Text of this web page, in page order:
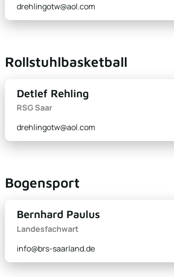
drehlingotw@aol.com
Rollstuhlbasketball
Detlef Rehling
RSG Saar
drehlingotw@aol.com
Bogensport
Bernhard Paulus
Landesfachwart
info@brs-saarland.de